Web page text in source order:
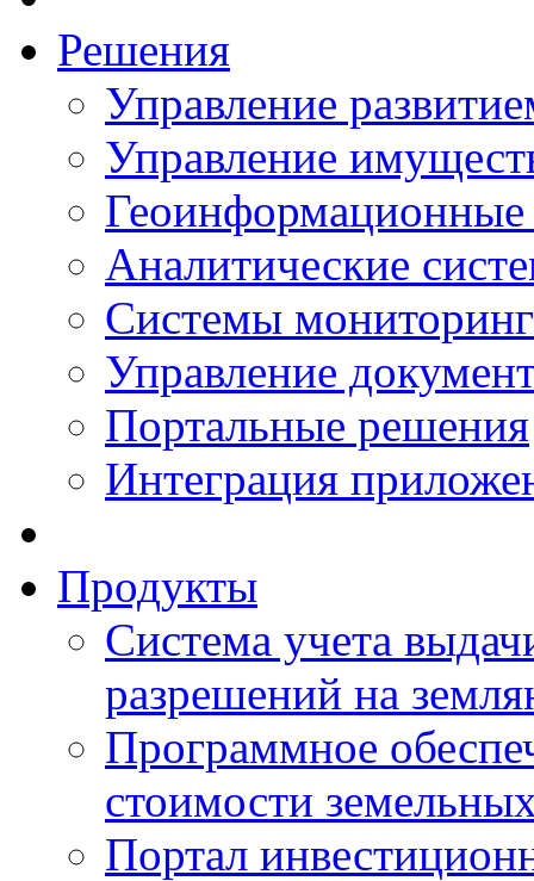
Решения
Управление
Управление
Аналитические
Системы
Управление
Портальные решения
Интеграция
Продукты
Система учета
разрешений на
Программное
стоимости
Портал